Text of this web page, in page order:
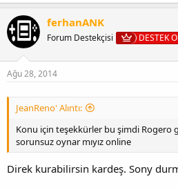
p
k
i
l
e
r
:
ferhanANK
Forum Destekçisi DESTEK
Ağu 28, 2014
JeanReno' Alıntı:
Konu için teşekkürler bu şimdi Rogero
sorunsuz oynar mıyız online
Direk kurabilirsin kardeş. Sony